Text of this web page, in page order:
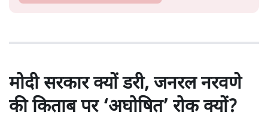
मोदी सरकार क्यों डरी, जनरल नरवणे
की किताब पर ‘अघोषित’ रोक क्यों?